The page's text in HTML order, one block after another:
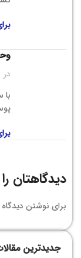
در
با
دیدگاهتان
برای نوشتن دیدگاه
جدیدترین